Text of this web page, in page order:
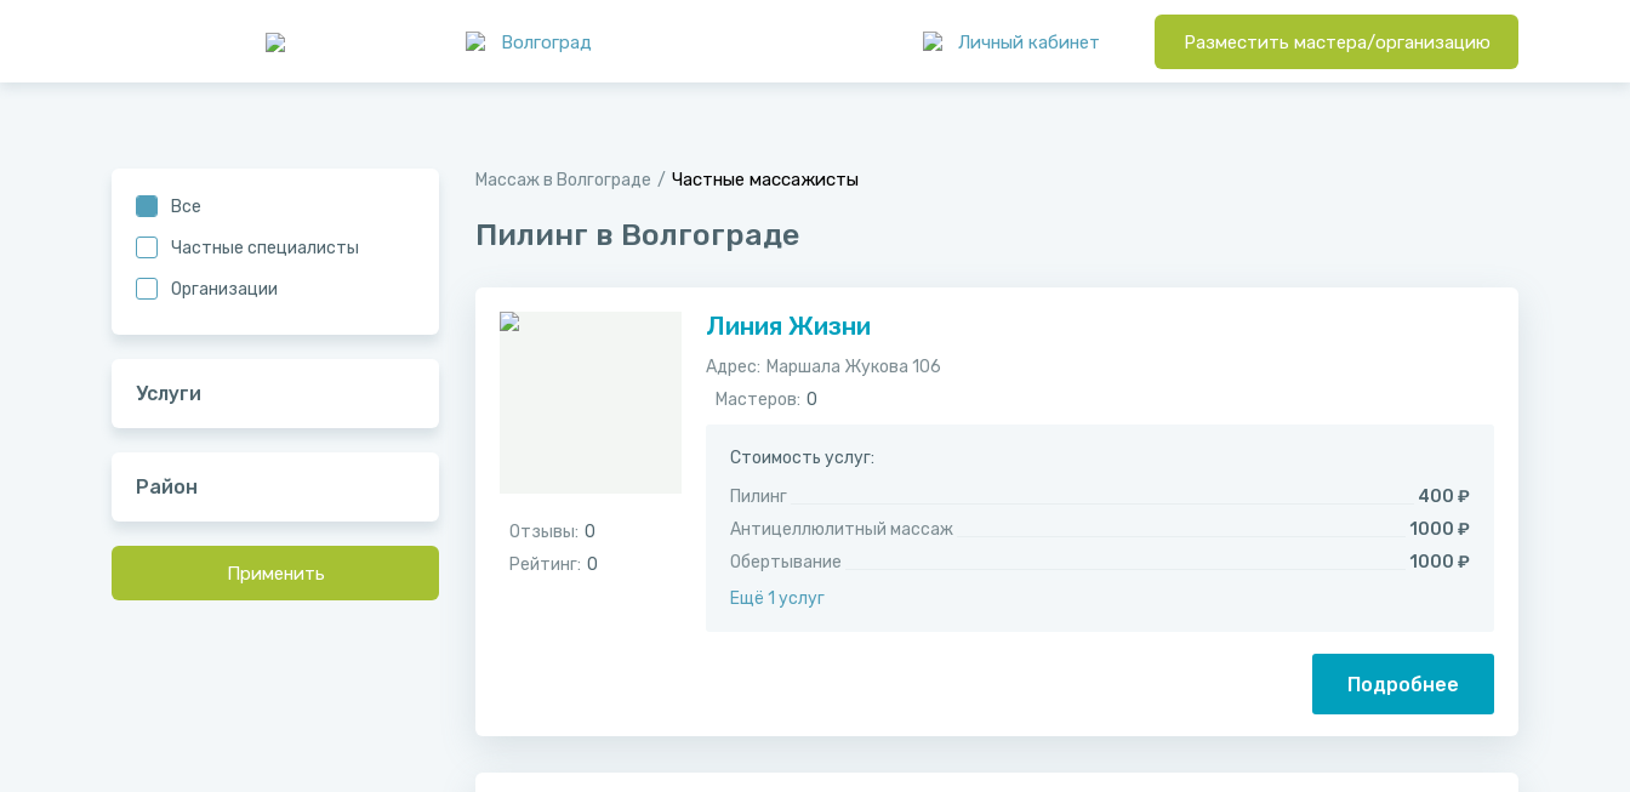
Волгоград Личный кабинет Разместить мастера/организацию
Все
Частные специалисты
Организации
Услуги
Район
Применить
Массаж в Волгограде Частные массажисты
Пилинг в Волгограде
Отзывы: 0
Рейтинг: 0
Линия Жизни
Адрес: ​Маршала Жукова 106
Мастеров: 0
Стоимость услуг:
Пилинг
400 ₽
Антицеллюлитный массаж
1000 ₽
Обертывание
1000 ₽
Ещё 1 услуг
Подробнее